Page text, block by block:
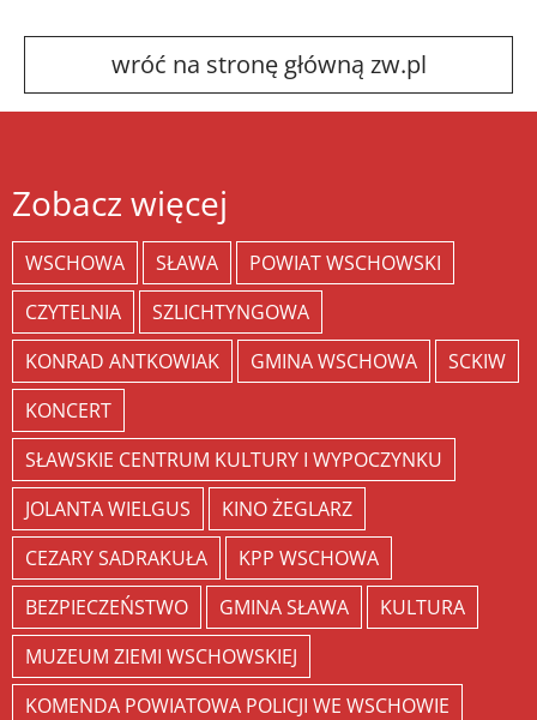
wróć na stronę główną zw.pl
Zobacz więcej
WSCHOWA SŁAWA
POWIAT WSCHOWSKI
CZYTELNIA
SZLICHTYNGOWA
KONRAD ANTKOWIAK
GMINA WSCHOWA
SCKIW
KONCERT
SŁAWSKIE CENTRUM KULTURY I WYPOCZYNKU
JOLANTA WIELGUS
KINO ŻEGLARZ
CEZARY SADRAKUŁA
KPP WSCHOWA
BEZPIECZEŃSTWO
GMINA SŁAWA
KULTURA
MUZEUM ZIEMI WSCHOWSKIEJ
KOMENDA POWIATOWA POLICJI WE WSCHOWIE